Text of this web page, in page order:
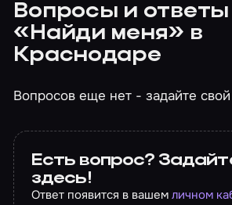
Вопросы и ответы
«Найди меня» в
Краснодаре
Вопросов еще нет - задайте
Есть вопрос?
здесь!
Ответ появится в вашем личном